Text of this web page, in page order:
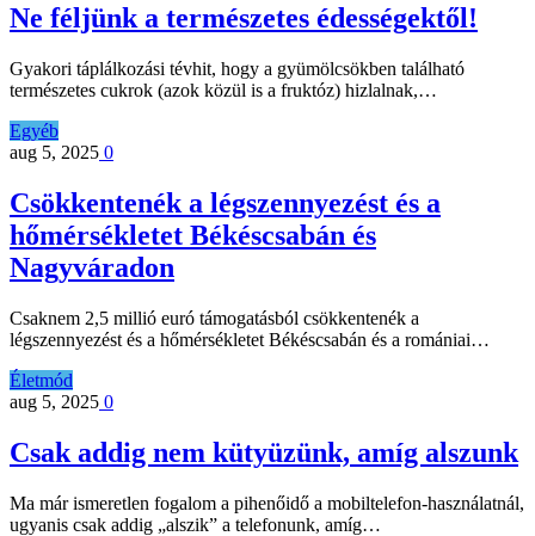
Ne féljünk a természetes édességektől!
Gyakori táplálkozási tévhit, hogy a gyümölcsökben található
természetes cukrok (azok közül is a fruktóz) hizlalnak,…
Egyéb
aug 5, 2025 0
Csökkentenék a légszennyezést és a
hőmérsékletet Békéscsabán és
Nagyváradon
Csaknem 2,5 millió euró támogatásból csökkentenék a
légszennyezést és a hőmérsékletet Békéscsabán és a romániai…
Életmód
aug 5, 2025 0
Csak addig nem kütyüzünk, amíg alszunk
Ma már ismeretlen fogalom a pihenőidő a mobiltelefon-használatnál,
ugyanis csak addig „alszik” a telefonunk, amíg…